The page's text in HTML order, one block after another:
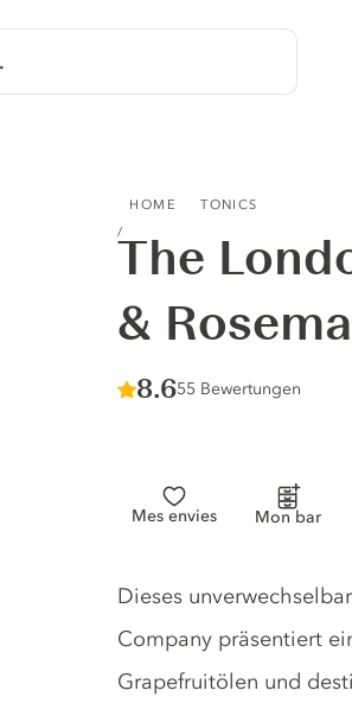
HOME TONICS
The
&
Score :
8.6/ 10
55 Bewertungen
Mes envies Mon bar
Tonic description
Dieses
Company präsentiert
Grapefruitölen und